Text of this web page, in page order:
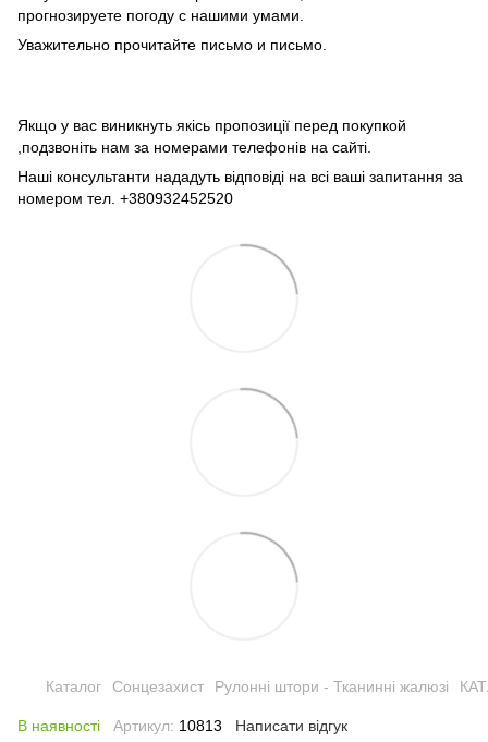
прогнозируете погоду с нашими умами.
Уважительно прочитайте письмо и письмо.
Якщо у вас виникнуть якісь пропозиції перед покупкой
,подзвоніть нам за номерами телефонів на сайті.
Наші консультанти нададуть відповіді на всі ваші запитання за
номером тел. +380932452520
Каталог Сонцезахист Рулонні штори - Тканинні жалюзі
В наявності Артикул: 10813 Написати відгук